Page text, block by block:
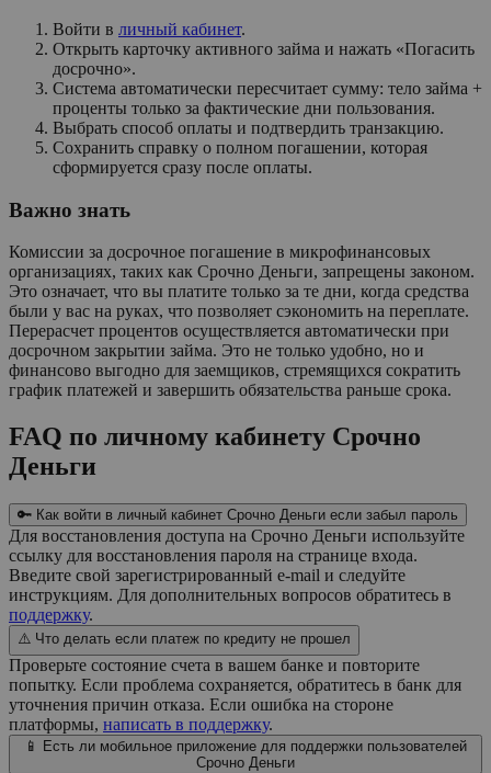
Войти в личный кабинет.
Открыть карточку активного займа и нажать «Погасить
досрочно».
Система автоматически пересчитает сумму: тело займа +
проценты только за фактические дни пользования.
Выбрать способ оплаты и подтвердить транзакцию.
Сохранить справку о полном погашении, которая
сформируется сразу после оплаты.
Важно знать
Комиссии за досрочное погашение в микрофинансовых
организациях, таких как Срочно Деньги, запрещены законом.
Это означает, что вы платите только за те дни, когда средства
были у вас на руках, что позволяет сэкономить на переплате.
Перерасчет процентов осуществляется автоматически при
досрочном закрытии займа. Это не только удобно, но и
финансово выгодно для заемщиков, стремящихся сократить
график платежей и завершить обязательства раньше срока.
FAQ по личному кабинету Срочно
Деньги
🔑 Как войти в личный кабинет Срочно Деньги если забыл пароль
Для восстановления доступа на Срочно Деньги используйте
ссылку для восстановления пароля на странице входа.
Введите свой зарегистрированный e-mail и следуйте
инструкциям. Для дополнительных вопросов обратитесь в
поддержку.
⚠️ Что делать если платеж по кредиту не прошел
Проверьте состояние счета в вашем банке и повторите
попытку. Если проблема сохраняется, обратитесь в банк для
уточнения причин отказа. Если ошибка на стороне
платформы, написать в поддержку.
📱 Есть ли мобильное приложение для поддержки пользователей
Срочно Деньги